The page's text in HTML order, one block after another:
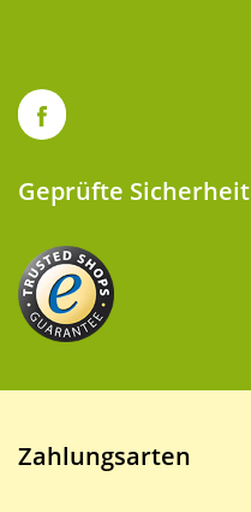
Geprüfte Sicherheit
Zahlungsarten